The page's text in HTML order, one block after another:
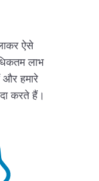
ऐसे
लाभ
हमारे
करते हैं।